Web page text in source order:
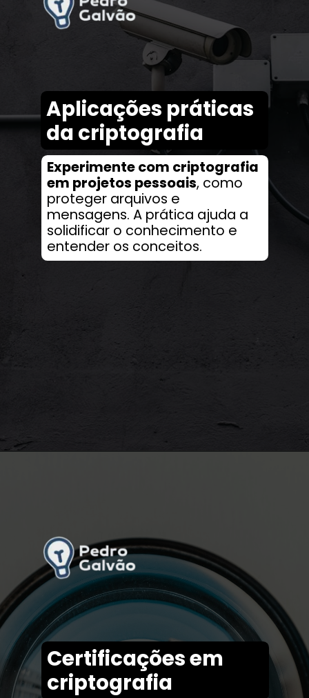
Experimente com criptografia
em projetos pessoais, como
proteger arquivos e
mensagens. A prática ajuda a
solidificar o conhecimento e
entender os conceitos.
Aplicações práticas
da criptografia
Certificações em
criptografia